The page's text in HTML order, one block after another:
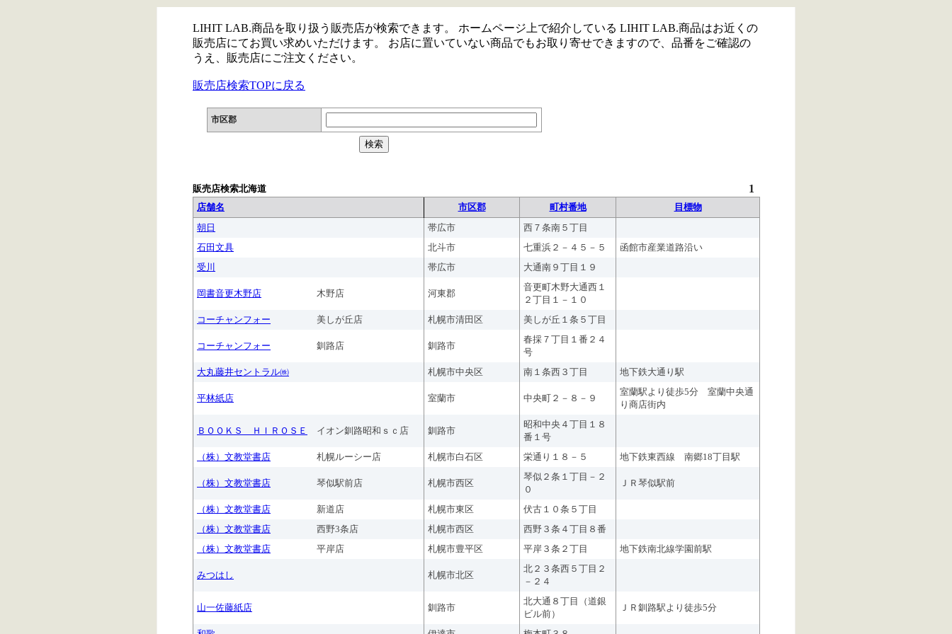
LIHIT LAB.商品を取り扱う販売店が検索できます。 ホームページ上で紹介している LIHIT LAB.商品はお近くの
販売店にてお買い求めいただけます。 お店に置いていない商品でもお取り寄せできますので、品番をご確認の
うえ、販売店にご注文ください。
販売店検索TOPに戻る
市区郡
販売店検索北海道 1
店舗名 市区郡 町村番地
目標物
朝日
帯広市
西７条南５丁目
石田文具
北斗市 七重浜２－４５－５
函館市産業道路沿い
受川
帯広市 大通南９丁目１９
岡書音更木野店 木野店 河東郡
音更町木野大通西１
２丁目１－１０
コーチャンフォー
美しが丘店 札幌市清田区 美しが丘１条５丁目
コーチャンフォー 釧路店 釧路市
春採７丁目１番２４
号
大丸藤井セントラル㈱
札幌市中央区 南１条西３丁目 地下鉄大通り駅
平林紙店 室蘭市 中央町２－８－９
室蘭駅より徒歩5分 室蘭中央通
り商店街内
ＢＯＯＫＳ ＨＩＲＯＳＥ イオン釧路昭和ｓｃ店 釧路市
昭和中央４丁目１８
番１号
（株）文教堂書店
札幌ルーシー店 札幌市白石区 栄通り１８－５ 地下鉄東西線 南郷18丁目駅
（株）文教堂書店 琴似駅前店 札幌市西区
琴似２条１丁目－２
０
ＪＲ琴似駅前
（株）文教堂書店 新道店 札幌市東区
伏古１０条５丁目
（株）文教堂書店
西野3条店 札幌市西区
西野３条４丁目８番
（株）文教堂書店
平岸店 札幌市豊平区 平岸３条２丁目 地下鉄南北線学園前駅
みつはし 札幌市北区
北２３条西５丁目２
－２４
山一佐藤紙店 釧路市
北大通８丁目（道銀
ビル前）
ＪＲ釧路駅より徒歩5分